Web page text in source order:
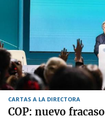
CARTAS A LA DIRECTORA
COP: nuevo fracaso